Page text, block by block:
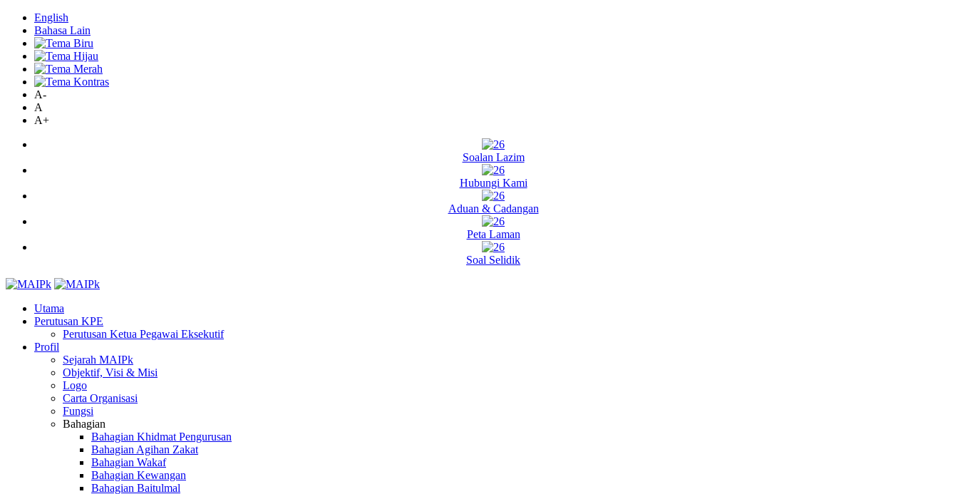
English
Bahasa Lain
A-
A
A+
Soalan Lazim
Hubungi Kami
Aduan & Cadangan
Peta Laman
Soal Selidik
Utama
Perutusan KPE
Perutusan Ketua Pegawai Eksekutif
Profil
Sejarah MAIPk
Objektif, Visi & Misi
Logo
Carta Organisasi
Fungsi
Bahagian
Bahagian Khidmat Pengurusan
Bahagian Agihan Zakat
Bahagian Wakaf
Bahagian Kewangan
Bahagian Baitulmal